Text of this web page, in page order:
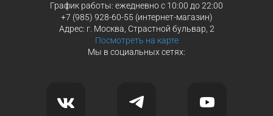
График работы: ежедневно с 10:00 до 22:00
+7 (985) 928-60-55 (интернет-магазин)
Адрес: г. Москва, Страстной бульвар, 2
Посмотреть на карте
Мы в социальных сетях: